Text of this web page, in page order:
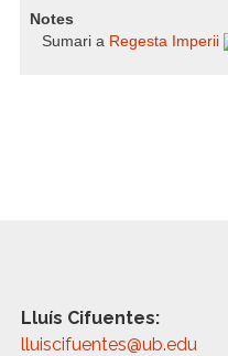
Notes
Sumari a Regesta Imperii
Lluís Cifuentes:
lluiscifuentes@ub.edu